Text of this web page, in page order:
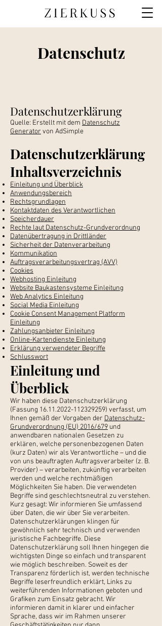
Datenschutz
Datenschutzerklärung
Quelle: Erstellt mit dem Datenschutz
Generator von AdSimple
Datenschutzerklärung
Inhaltsverzeichnis
Einleitung und Überblick
Anwendungsbereich
Rechtsgrundlagen
Kontaktdaten des Verantwortlichen
Speicherdauer
Rechte laut Datenschutz-Grundverordnung
Datenübertragung in Drittländer
Sicherheit der Datenverarbeitung
Kommunikation
Auftragsverarbeitungsvertrag (AVV)
Cookies
Webhosting Einleitung
Website Baukastensysteme Einleitung
Web Analytics Einleitung
Social Media Einleitung
Cookie Consent Management Platform
Einleitung
Zahlungsanbieter Einleitung
Online-Kartendienste Einleitung
Erklärung verwendeter Begriffe
Schlusswort
Einleitung und
Überblick
Wir haben diese Datenschutzerklärung
(Fassung 16.11.2022-112329259) verfasst, um
Ihnen gemäß der Vorgaben der Datenschutz-
Grundverordnung (EU) 2016/679 und
anwendbaren nationalen Gesetzen zu
erklären, welche personenbezogenen Daten
(kurz Daten) wir als Verantwortliche – und die
von uns beauftragten Auftragsverarbeiter (z. B.
Provider) – verarbeiten, zukünftig verarbeiten
werden und welche rechtmäßigen
Möglichkeiten Sie haben. Die verwendeten
Begriffe sind geschlechtsneutral zu verstehen.
Kurz gesagt: Wir informieren Sie umfassend
über Daten, die wir über Sie verarbeiten.
Datenschutzerklärungen klingen für
gewöhnlich sehr technisch und verwenden
juristische Fachbegriffe. Diese
Datenschutzerklärung soll Ihnen hingegen die
wichtigsten Dinge so einfach und transparent
wie möglich beschreiben. Soweit es der
Transparenz förderlich ist, werden technische
Begriffe leserfreundlich erklärt, Links zu
weiterführenden Informationen geboten und
Grafiken zum Einsatz gebracht. Wir
informieren damit in klarer und einfacher
Sprache, dass wir im Rahmen unserer